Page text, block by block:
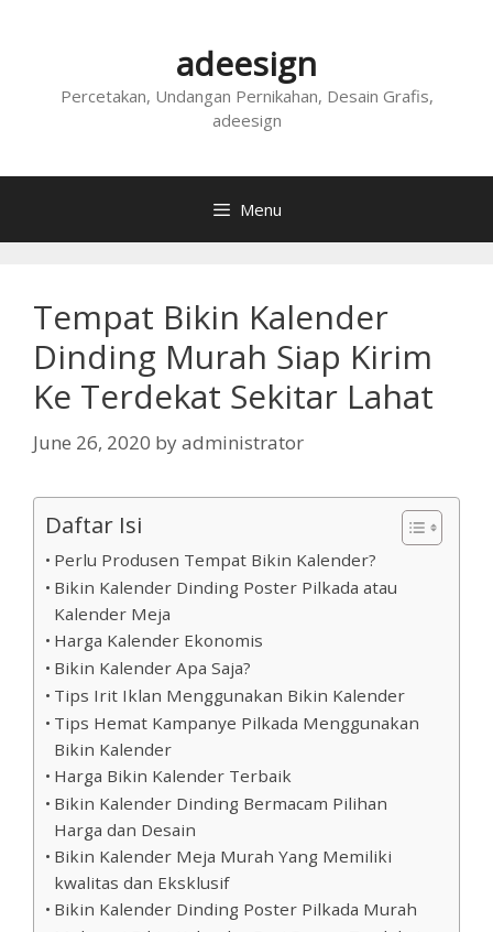
adeesign
Percetakan, Undangan Pernikahan, Desain Grafis,
adeesign
Menu
Tempat Bikin Kalender
Dinding Murah Siap Kirim
Ke Terdekat Sekitar Lahat
June 26, 2020 byadministrator
Daftar Isi
Perlu Produsen Tempat Bikin Kalender?
Bikin Kalender Dinding Poster Pilkada atau
Kalender Meja
Harga Kalender Ekonomis
Bikin Kalender Apa Saja?
Tips Irit Iklan Menggunakan Bikin Kalender
Tips Hemat Kampanye Pilkada Menggunakan
Bikin Kalender
Harga Bikin Kalender Terbaik
Bikin Kalender Dinding Bermacam Pilihan
Harga dan Desain
Bikin Kalender Meja Murah Yang Memiliki
kwalitas dan Eksklusif
Bikin Kalender Dinding Poster Pilkada Murah